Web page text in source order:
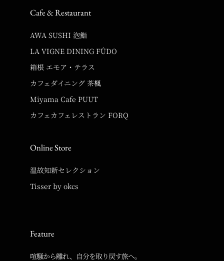
Cafe & Restaurant
AWA SUSHI 泡鮨
LA VIGNE DINING FÛDO
箱根 エモア・テラス
カフェダイニング 茶楓
Miyama Cafe PUUT
カフェカフェレストラン FORQ
Online Store
温故知新セレクション
Tisser by okcs
Feature
喧騒から離れ、自分を取り戻す旅へ。